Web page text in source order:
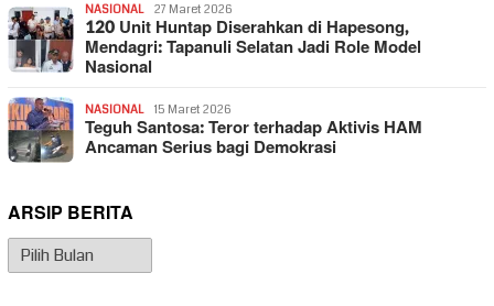
NASIONAL 27 Maret 2026
120 Unit Huntap Diserahkan di Hapesong,
Mendagri: Tapanuli Selatan Jadi Role Model
Nasional
NASIONAL 15 Maret 2026
Teguh Santosa: Teror terhadap Aktivis HAM
Ancaman Serius bagi Demokrasi
ARSIP BERITA
Arsip
Berita